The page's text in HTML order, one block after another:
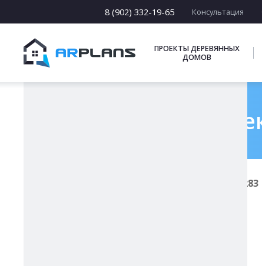
8 (902) 332-19-65 Консультация
ПРОЕКТЫ ДЕРЕВЯННЫХ
ДОМОВ
Готовый
К-283
17 х [17-22]
ПОДБОРКИ